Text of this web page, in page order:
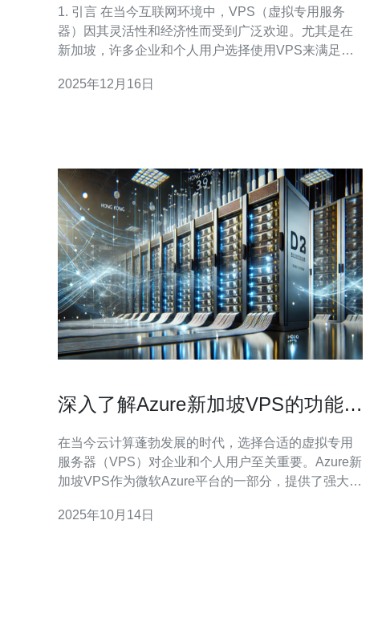
1. 引言 在当今互联网环境中，VPS（虚拟专用服务
器）因其灵活性和经济性而受到广泛欢迎。尤其是在
新加坡，许多企业和个人用户选择使用VPS来满足各
地址，例如为了提高安全性、规避地理限制或解决IP
2025年12月16日
深入了解Azure新加坡VPS的功能与
在当今云计算蓬勃发展的时代，选择合适的虚拟专用
服务器（VPS）对企业和个人用户至关重要。Azure新
加坡VPS作为微软Azure平台的一部分，提供了强大的
具性价比的服务器解决方案的用户来说，Azure新加坡
2025年10月14日